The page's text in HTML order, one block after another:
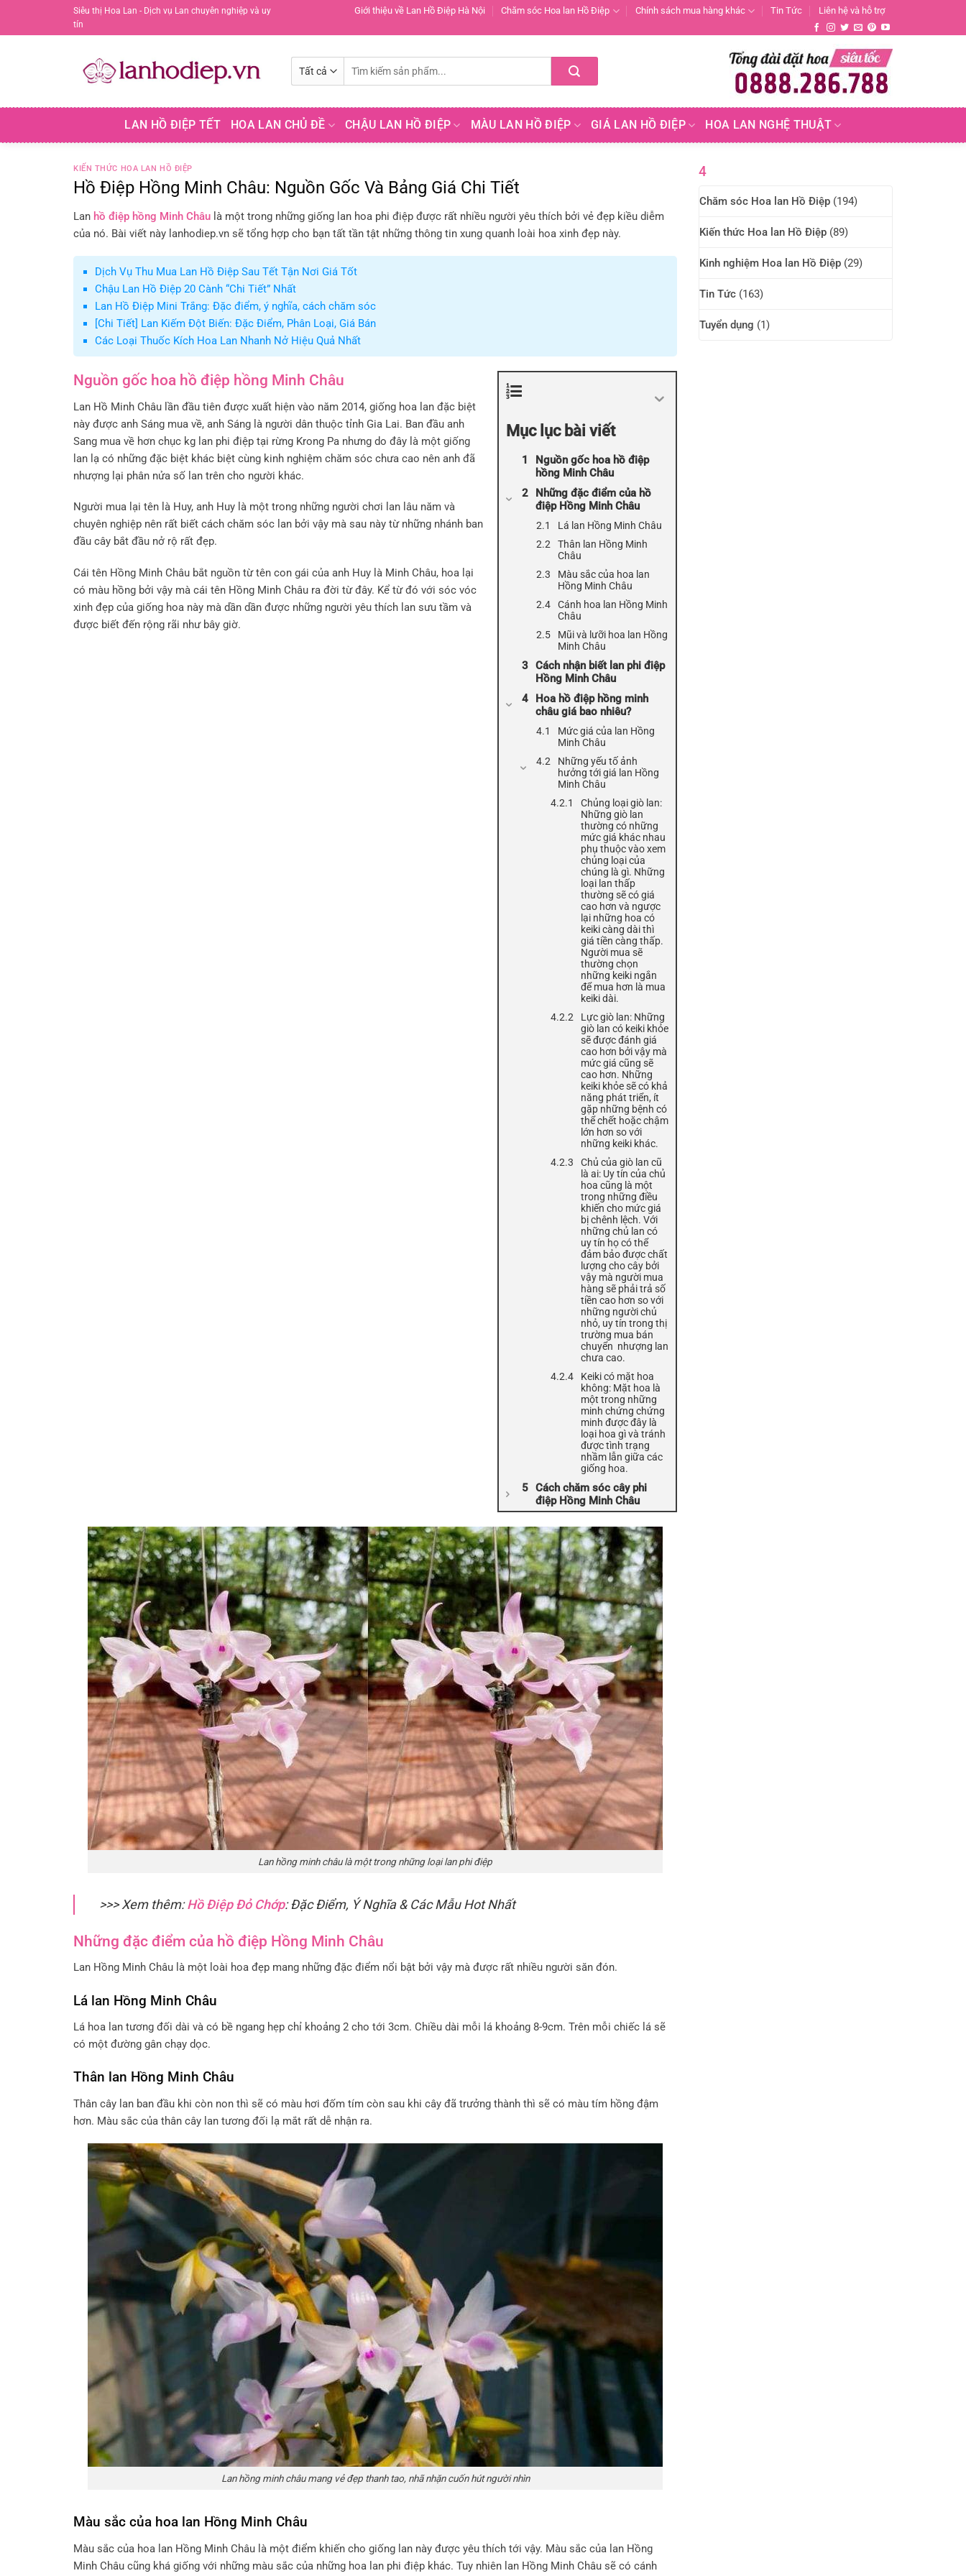
Siêu thị Hoa Lan - Dịch vụ Lan chuyên nghiệp và uy
tín
Giới thiệu về Lan Hồ Điệp Hà Nội Chăm sóc Hoa lan Hồ Điệp Chính sách mua hàng khác Tin Tức Liên hệ và hỗ trợ
kiếm:
LAN HỒ ĐIỆP TẾT HOA LAN CHỦ ĐỀ CHẬU LAN HỒ ĐIỆP MÀU LAN HỒ ĐIỆP GIÁ LAN HỒ ĐIỆP HOA LAN NGHỆ THUẬT
KIẾN THỨC HOA LAN HỒ ĐIỆP
Hồ Điệp Hồng Minh Châu: Nguồn Gốc Và Bảng Giá Chi Tiết
Lan hồ điệp hồng Minh Châu là một trong những giống lan hoa phi điệp được rất nhiều người yêu thích bởi vẻ đẹp kiều diễm
của nó. Bài viết này lanhodiep.vn sẽ tổng hợp cho bạn tất tần tật những thông tin xung quanh loài hoa xinh đẹp này.
Dịch Vụ Thu Mua Lan Hồ Điệp Sau Tết Tận Nơi Giá Tốt
Chậu Lan Hồ Điệp 20 Cành “Chi Tiết” Nhất
Lan Hồ Điệp Mini Trắng: Đặc điểm, ý nghĩa, cách chăm sóc
[Chi Tiết] Lan Kiếm Đột Biến: Đặc Điểm, Phân Loại, Giá Bán
Các Loại Thuốc Kích Hoa Lan Nhanh Nở Hiệu Quả Nhất
Mục lục bài viết
Nguồn gốc hoa hồ điệp
hồng Minh Châu
Những đặc điểm của hồ
điệp Hồng Minh Châu
Lá lan Hồng Minh Châu
Thân lan Hồng Minh
Châu
Màu sắc của hoa lan
Hồng Minh Châu
Cánh hoa lan Hồng Minh
Châu
Mũi và lưỡi hoa lan Hồng
Minh Châu
Cách nhận biết lan phi điệp
Hồng Minh Châu
Hoa hồ điệp hồng minh
châu giá bao nhiêu?
Mức giá của lan Hồng
Minh Châu
Những yếu tố ảnh
hưởng tới giá lan Hồng
Minh Châu
Chủng loại giò lan:
Những giò lan
thường có những
mức giá khác nhau
phụ thuộc vào xem
chủng loại của
chúng là gì. Những
loại lan thấp
thường sẽ có giá
cao hơn và ngược
lại những hoa có
keiki càng dài thì
giá tiền càng thấp.
Người mua sẽ
thường chọn
những keiki ngắn
để mua hơn là mua
keiki dài.
Lực giò lan: Những
giò lan có keiki khỏe
sẽ được đánh giá
cao hơn bởi vậy mà
mức giá cũng sẽ
cao hơn. Những
keiki khỏe sẽ có khả
năng phát triển, ít
gặp những bệnh có
thể chết hoặc chậm
lớn hơn so với
những keiki khác.
Chủ của giò lan cũ
là ai: Uy tín của chủ
hoa cũng là một
trong những điều
khiến cho mức giá
bị chênh lệch. Với
những chủ lan có
uy tín họ có thể
đảm bảo được chất
lượng cho cây bởi
vậy mà người mua
hàng sẽ phải trả số
tiền cao hơn so với
những người chủ
nhỏ, uy tín trong thị
trường mua bán
chuyển nhượng lan
chưa cao.
Keiki có mặt hoa
không: Mặt hoa là
một trong những
minh chứng chứng
minh được đây là
loại hoa gì và tránh
được tình trạng
nhầm lẫn giữa các
giống hoa.
Cách chăm sóc cây phi
điệp Hồng Minh Châu
Nguồn gốc hoa hồ điệp hồng Minh Châu
Lan Hồ Minh Châu lần đầu tiên được xuất hiện vào năm 2014, giống hoa lan đặc biệt
này được anh Sáng mua về, anh Sáng là người dân thuộc tỉnh Gia Lai. Ban đầu anh
Sang mua về hơn chục kg lan phi điệp tại rừng Krong Pa nhưng do đây là một giống
lan lạ có những đặc biệt khác biệt cùng kinh nghiệm chăm sóc chưa cao nên anh đã
nhượng lại phân nửa số lan trên cho người khác.
Người mua lại tên là Huy, anh Huy là một trong những người chơi lan lâu năm và
chuyên nghiệp nên rất biết cách chăm sóc lan bởi vậy mà sau này từ những nhánh ban
đầu cây bắt đầu nở rộ rất đẹp.
Cái tên Hồng Minh Châu bắt nguồn từ tên con gái của anh Huy là Minh Châu, hoa lại
có màu hồng bởi vậy mà cái tên Hồng Minh Châu ra đời từ đây. Kể từ đó với sóc vóc
xinh đẹp của giống hoa này mà dần dần được những người yêu thích lan sưu tầm và
được biết đến rộng rãi như bây giờ.
Lan hồng minh châu là một trong những loại lan phi điệp
>>> Xem thêm:Hồ Điệp Đỏ Chớp: Đặc Điểm, Ý Nghĩa & Các Mẫu Hot Nhất
Những đặc điểm của hồ điệp Hồng Minh Châu
Lan Hồng Minh Châu là một loài hoa đẹp mang những đặc điểm nổi bật bởi vậy mà được rất nhiều người săn đón.
Lá lan Hồng Minh Châu
Lá hoa lan tương đối dài và có bề ngang hẹp chỉ khoảng 2 cho tới 3cm. Chiều dài mỗi lá khoảng 8-9cm. Trên mỗi chiếc lá sẽ
có một đường gân chạy dọc.
Thân lan Hồng Minh Châu
Thân cây lan ban đầu khi còn non thì sẽ có màu hơi đốm tím còn sau khi cây đã trưởng thành thì sẽ có màu tím hồng đậm
hơn. Màu sắc của thân cây lan tương đối lạ mắt rất dễ nhận ra.
Lan hồng minh châu mang vẻ đẹp thanh tao, nhã nhặn cuốn hút người nhìn
Màu sắc của hoa lan Hồng Minh Châu
Màu sắc của hoa lan Hồng Minh Châu là một điểm khiến cho giống lan này được yêu thích tới vậy. Màu sắc của lan Hồng
Minh Châu cũng khá giống với những màu sắc của những hoa lan phi điệp khác. Tuy nhiên lan Hồng Minh Châu sẽ có cánh
4
Chăm sóc Hoa lan Hồ Điệp (194)
Kiến thức Hoa lan Hồ Điệp (89)
Kinh nghiệm Hoa lan Hồ Điệp (29)
Tin Tức (163)
Tuyển dụng (1)